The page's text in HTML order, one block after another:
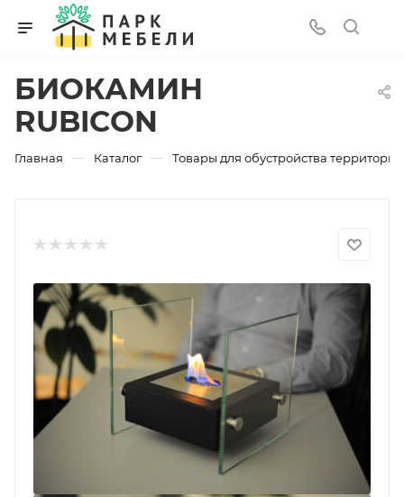
БИОКАМИН
RUBICON
Главная — Каталог — Товары для обустройства территории